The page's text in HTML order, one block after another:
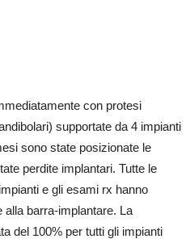
con protesi
supportate da 4 impianti
sono state posizionate le
perdite implantari. Tutte le
e gli esami rx hanno
alla barra-implantare. La
del 100% per tutti gli impianti